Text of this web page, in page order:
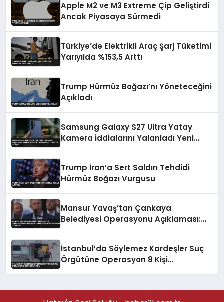
Apple M2 ve M3 Extreme Çip Geliştirdi
Ancak Piyasaya Sürmedi
Türkiye’de Elektrikli Araç Şarj Tüketimi
Yarıyılda %153,5 Arttı
Trump Hürmüz Boğazı’nı Yöneteceğini
Açıkladı
Samsung Galaxy S27 Ultra Yatay
Kamera İddialarını Yalanladı Yeni
Trump İran’a Sert Saldırı Tehdidi
Hürmüz Boğazı Vurgusu
Mansur Yavaş’tan Çankaya
Belediyesi Operasyonu Açıklaması:
İstanbul’da Söylemez Kardeşler Suç
Örgütüne Operasyon 8 Kişi